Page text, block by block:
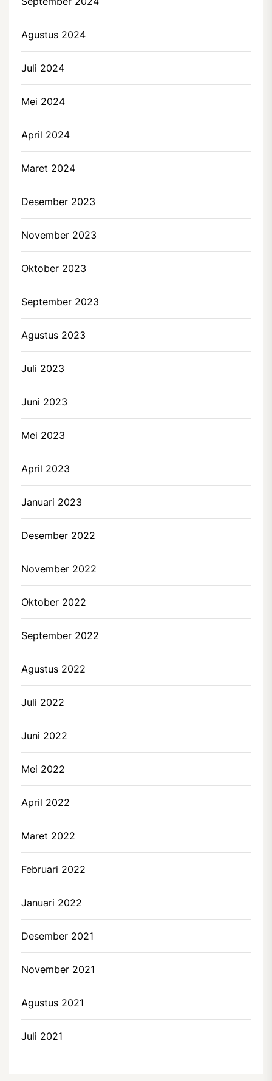
Agustus 2024
Juli 2024
Mei 2024
April 2024
Maret 2024
Desember 2023
November 2023
Oktober 2023
September 2023
Agustus 2023
Juli 2023
Juni 2023
Mei 2023
April 2023
Januari 2023
Desember 2022
November 2022
Oktober 2022
September 2022
Agustus 2022
Juli 2022
Juni 2022
Mei 2022
April 2022
Maret 2022
Februari 2022
Januari 2022
Desember 2021
November 2021
Agustus 2021
Juli 2021